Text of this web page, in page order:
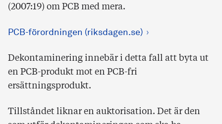
(2007:19) om PCB med mera.
PCB-förordningen (riksdagen.se)
Dekontaminering innebär i detta fall att byta ut
en PCB-produkt mot en PCB-fri
ersättningsprodukt.
Tillståndet liknar en auktorisation. Det är den